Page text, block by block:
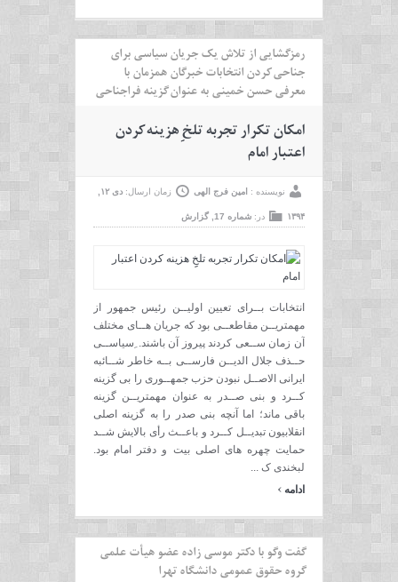
رمزگشایی از تلاش یک جریان سیاسی برای
جناحی کردن انتخابات خبرگان همزمان با
معرفی حسن خمینی به عنوان گزینه فراجناحی
امکان تکرار تجربه تلخِِ هزینه کردن
اعتبار امام
نویسنده : امین فرج الهی زمان ارسال:
۱۳۹۴ در: شماره 17 گزارش
انتخابات بــرای تعیین اولیــن رئیس جمهور از
مهمتریــن مقاطعــی بود که جریان هــای مختلف
آن زمان ســعی کردند پیروز آن باشند. ِسیاســی
حــذف جلال الدیــن فارســی بــه خاطر شــائبه
ایرانی الاصــل نبودن حزب جمهــوری را بی گزینه
کــرد و بنی صــدر به عنوان مهمتریــن گزینه
باقی ماند؛ اما آنچه بنی صدر را به گزینه اصلی
انقلابیون تبدیــل کــرد و باعــث رأی بالایش شــد
حمایت چهره های اصلی بیت و دفتر امام بود.
لبخندی ک ...
ادامه ›
گفت وگو با دکتر موسی زاده عضو هیأت علمی
گروه حقوق عمومی دانشگاه تهرا